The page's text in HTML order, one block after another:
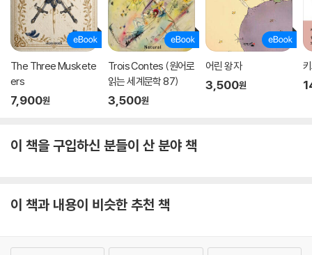
The Three Muskete
ers
7,900원
Trois Contes (원어로
읽는 세계문학 87)
3,500원
어린 왕자
3,500원
이 책을 구입하신 분들이 산 분야 책
이 책과 내용이 비슷한 추천 책